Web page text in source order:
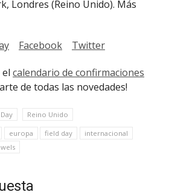
Londres (Reino Unido). Más
Facebook Twitter
calendario de confirmaciones
de todas las novedades!
Reino Unido
europa field day
internacional